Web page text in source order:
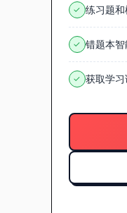
✓ 练习题
✓ 错题本
✓ 获取学